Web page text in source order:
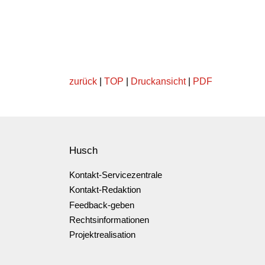
zurück TOP Druckansicht| PDF
Husch
Kontakt-Servicezentrale
Kontakt-Redaktion
Feedback-geben
Rechtsinformationen
Projektrealisation